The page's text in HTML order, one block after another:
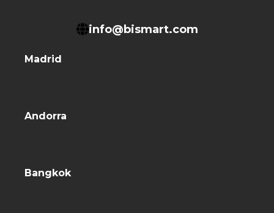
info@bismart.com
Madrid
Andorra
Bangkok